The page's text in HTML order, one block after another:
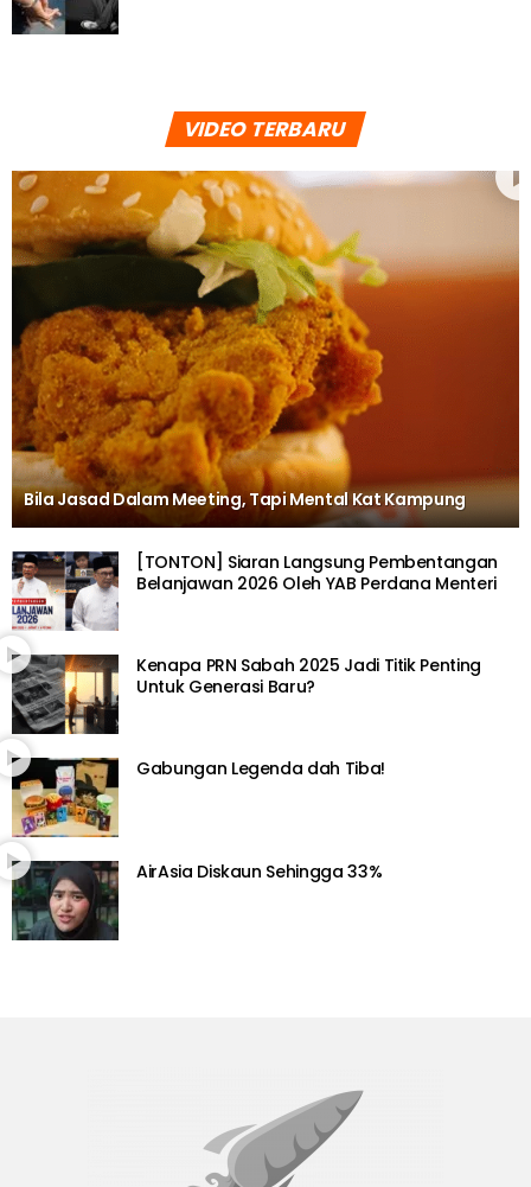
VIDEO TERBARU
Bila Jasad Dalam Meeting, Tapi Mental Kat Kampung
[TONTON] Siaran Langsung Pembentangan
Belanjawan 2026 Oleh YAB Perdana Menteri
Kenapa PRN Sabah 2025 Jadi Titik Penting
Untuk Generasi Baru?
Gabungan Legenda dah Tiba!
AirAsia Diskaun Sehingga 33%